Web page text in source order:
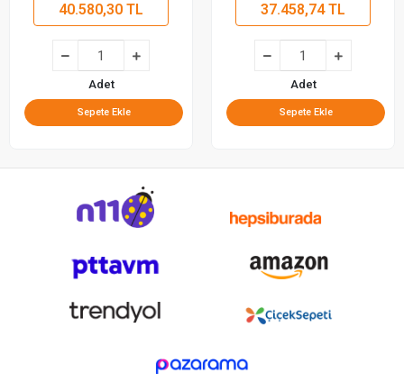
40.580,30 TL
Adet
Sepete Ekle
37.458,74 TL
Adet
Sepete Ekle